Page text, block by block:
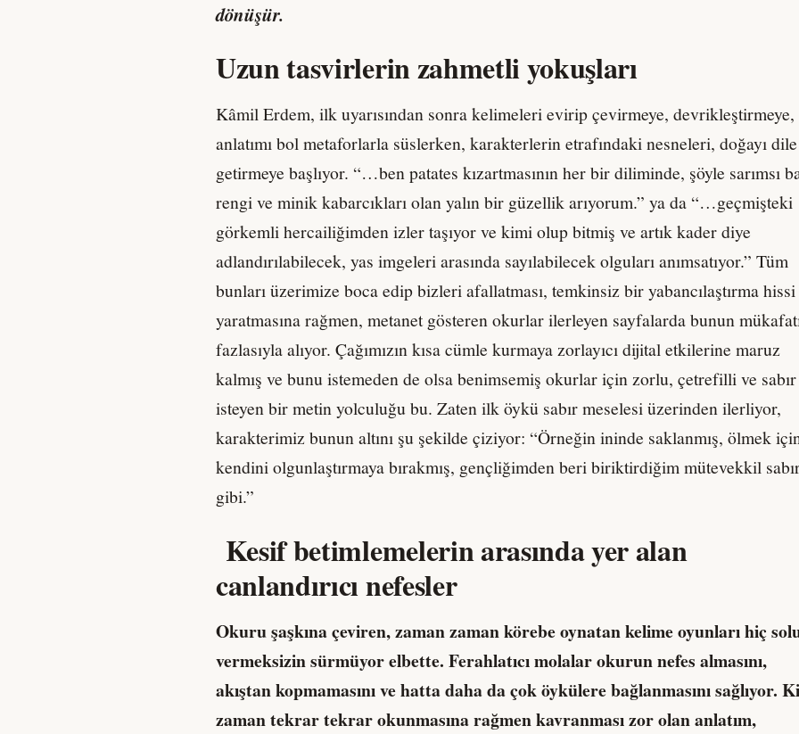
dönüşür.
Uzun tasvirlerin zahmetli yokuşları
Kâmil Erdem, ilk uyarısından sonra kelimeleri evirip çevirmeye, devrikleştirmeye,
anlatımı bol metaforlarla süslerken, karakterlerin etrafındaki nesneleri, doğayı dile
getirmeye başlıyor. “…ben patates kızartmasının her bir diliminde, şöyle sarımsı
rengi ve minik kabarcıkları olan yalın bir güzellik arıyorum.” ya da “…geçmişteki
görkemli hercailiğimden izler taşıyor ve kimi olup bitmiş ve artık kader diye
adlandırılabilecek, yas imgeleri arasında sayılabilecek olguları anımsatıyor.” Tüm
bunları üzerimize boca edip bizleri afallatması, temkinsiz bir yabancılaştırma hissi
yaratmasına rağmen, metanet gösteren okurlar ilerleyen sayfalarda bunun
fazlasıyla alıyor. Çağımızın kısa cümle kurmaya zorlayıcı dijital etkilerine maruz
kalmış ve bunu istemeden de olsa benimsemiş okurlar için zorlu, çetrefilli ve sabır
isteyen bir metin yolculuğu bu. Zaten ilk öykü sabır meselesi üzerinden ilerliyor,
karakterimiz bunun altını şu şekilde çiziyor: “Örneğin ininde saklanmış, ölmek
kendini olgunlaştırmaya bırakmış, gençliğimden beri biriktirdiğim mütevekkil
gibi.”
Kesif betimlemelerin arasında yer alan
canlandırıcı nefesler
Okuru şaşkına çeviren, zaman zaman körebe oynatan kelime oyunları hiç
vermeksizin sürmüyor elbette. Ferahlatıcı molalar okurun nefes almasını,
akıştan kopmamasını ve hatta daha da çok öykülere bağlanmasını sağlıyor.
zaman tekrar tekrar okunmasına rağmen kavranması zor olan anlatım,